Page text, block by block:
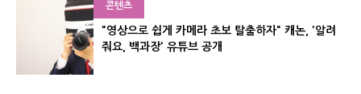
콘텐츠
"영상으로 쉽게 카메라 초보 탈출하자" 캐논, '알려
줘요, 백과장' 유튜브 공개